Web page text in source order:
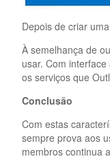
Depois de criar
À semelhança de
usar. Com
os serviços que
Conclusão
Com estas
sempre prova aos
membros continua